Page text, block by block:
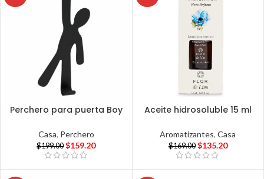
Perchero para puerta Boy
Casa, Perchero
$199.00 $159.20
Aceite hidrosoluble 15 ml
Aromatizantes,Casa
$169.00 $135.20